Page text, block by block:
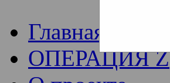
Главная
ОПЕРАЦИЯ Z